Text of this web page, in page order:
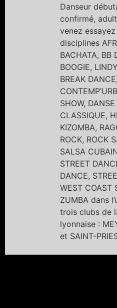
Danseur
confirmé,
venez
disciplines
BACHATA, BB
BOOGIE,
BREAK DANCE,
SHOW, DANSE
CLASSIQUE,
KIZOMBA,
ROCK, ROCK
SALSA
STREET
DANCE,
WEST COAST
ZUMBA dans
trois clubs de
lyonnaise :
et SAINT-